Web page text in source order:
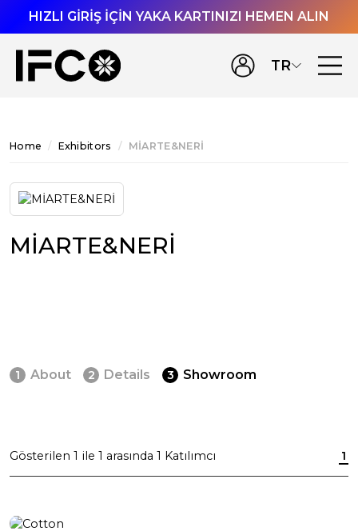
HIZLI GİRİŞ İÇİN YAKA KARTINIZI HEMEN ALIN
TR
Home Exhibitors MİARTE&NERİ
MİARTE&NERİ
1 About 2 Details 3 Showroom
Gösterilen 1 ile 1 arasında 1 Katılımcı 1